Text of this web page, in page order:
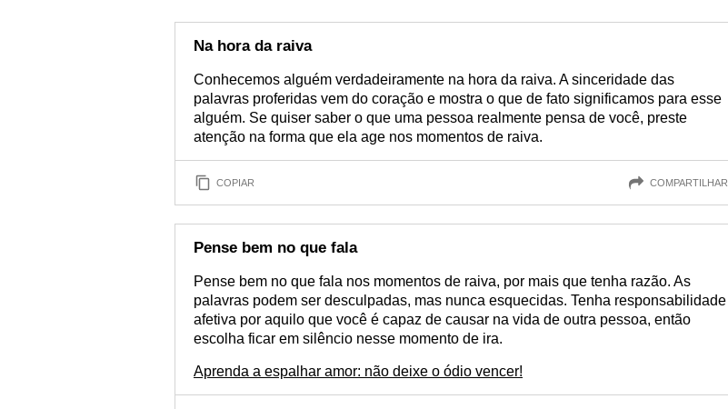
Na hora da raiva
Conhecemos alguém verdadeiramente na hora da raiva. A sinceridade das
palavras proferidas vem do coração e mostra o que de fato significamos para esse
alguém. Se quiser saber o que uma pessoa realmente pensa de você, preste
atenção na forma que ela age nos momentos de raiva.
COPIAR COMPARTILHAR
Pense bem no que fala
Pense bem no que fala nos momentos de raiva, por mais que tenha razão. As
palavras podem ser desculpadas, mas nunca esquecidas. Tenha responsabilidade
afetiva por aquilo que você é capaz de causar na vida de outra pessoa, então
escolha ficar em silêncio nesse momento de ira.
Aprenda a espalhar amor: não deixe o ódio vencer!